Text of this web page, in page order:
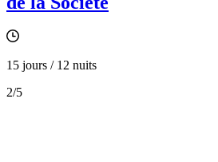
15 jours / 12 nuits
2/5